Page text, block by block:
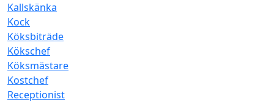
Kallskänka
Kock
Köksbiträde
Kökschef
Köksmästare
Kostchef
Receptionist